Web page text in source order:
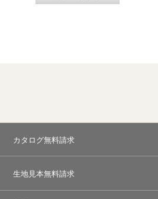
カタログ無料請求
生地見本無料請求